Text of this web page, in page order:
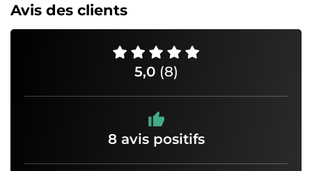
Avis des clients
5,0 (8)
8 avis positifs